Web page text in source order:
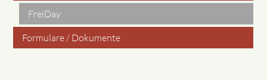
FreiDay
Formulare / Dokumente